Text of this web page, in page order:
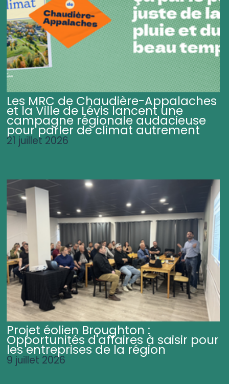
Les MRC de Chaudière-Appalaches
et la Ville de Lévis lancent une
campagne régionale audacieuse
pour parler de climat autrement
21 juillet 2026
Projet éolien Broughton :
Opportunités d'affaires à saisir pour
les entreprises de la région
9 juillet 2026